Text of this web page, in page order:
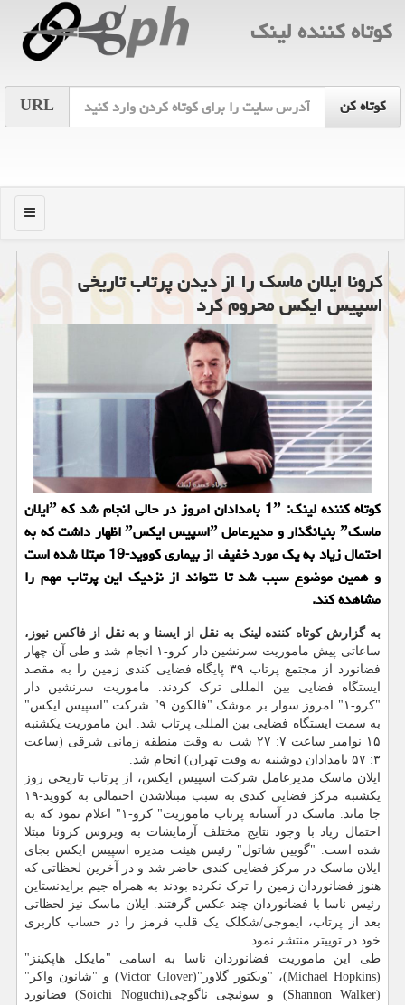
كوتاه كننده لینك
URL
منو
كرونا ایلان ماسك را از دیدن پرتاب تاریخی
اسپیس ایكس محروم كرد
كوتاه كننده لینك: 1ˮ بامدادان امروز در حالی انجام شد كه ˮایلان
ماسكˮ بنیانگذار و مدیرعامل ˮاسپیس ایكسˮ اظهار داشت كه به
احتمال زیاد به یك مورد خفیف از بیماری كووید-19 مبتلا شده است
و همین موضوع سبب شد تا نتواند از نزدیك این پرتاب مهم را
مشاهده كند.
به گزارش کوتاه کننده لینک به نقل از ایسنا و به نقل از فاکس نیوز،
ساعاتی پیش ماموریت سرنشین دار کرو-۱ انجام شد و طی آن چهار
فضانورد از مجتمع پرتاب ۳۹ پایگاه فضایی کندی زمین را به مقصد
ایستگاه فضایی بین المللی ترک کردند. ماموریت سرنشین دار
"کرو-۱" امروز سوار بر موشک "فالکون ۹" شرکت "اسپیس ایکس"
به سمت ایستگاه فضایی بین المللی پرتاب شد. این ماموریت یکشنبه
۱۵ نوامبر ساعت ۷: ۲۷ شب به وقت منطقه زمانی شرقی (ساعت
۳: ۵۷ بامدادان دوشنبه به وقت تهران) انجام شد.
ایلان ماسک مدیرعامل شرکت اسپیس ایکس، از پرتاب تاریخی روز
یکشنبه مرکز فضایی کندی به سبب مبتلاشدن احتمالی به کووید-۱۹
جا ماند. ماسک در آستانه پرتاب ماموریت" کرو-۱" اعلام نمود که به
احتمال زیاد با وجود نتایج مختلف آزمایشات به ویروس کرونا مبتلا
شده است. "گویین شاتول" رئیس هیئت مدیره اسپیس ایکس بجای
ایلان ماسک در مرکز فضایی کندی حاضر شد و در آخرین لحظاتی که
هنوز فضانوردان زمین را ترک نکرده بودند به همراه جیم برایدنستاین
رئیس ناسا با فضانوردان چند عکس گرفتند. ایلان ماسک نیز لحظاتی
بعد از پرتاب، ایموجی/شکلک یک قلب قرمز را در حساب کاربری
خود در توییتر منتشر نمود.
طی این ماموریت فضانوردان ناسا به اسامی "مایکل هاپکینز"
(Michael Hopkins)، "ویکتور گلاور"(Victor Glover) و "شانون واکر"
(Shannon Walker) و سوئیچی ناگوچی(Soichi Noguchi) فضانورد